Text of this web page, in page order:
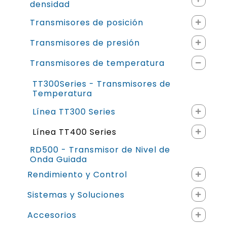
densidad
Transmisores de posición
Transmisores de presión
Transmisores de temperatura
TT300Series - Transmisores de
Temperatura
Línea TT300 Series
Línea TT400 Series
RD500 - Transmisor de Nivel de
Onda Guiada
Rendimiento y Control
Sistemas y Soluciones
Accesorios